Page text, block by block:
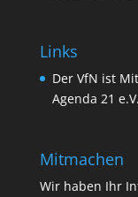
Links
Der VfN ist
Agenda 21
Mitmachen
Wir haben Ihr